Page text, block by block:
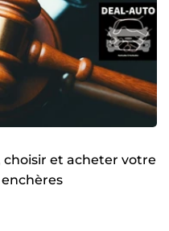
choisir et acheter votre